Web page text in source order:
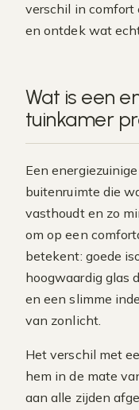
verschil in comfort
en ontdek wat
Wat is een
tuinkamer
Een
buitenruimte die
vasthoudt en zo
om op een
betekent: goede
hoogwaardig glas
en een slimme
van zonlicht.
Het verschil met
hem in de mate
aan alle zijden